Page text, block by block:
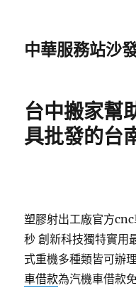
中華服務站沙
台中搬家幫
具批發的台
塑膠射出工廠官方
秒 創新科技獨特實用
式重機多種類皆可辦
車借款為汽機車借款